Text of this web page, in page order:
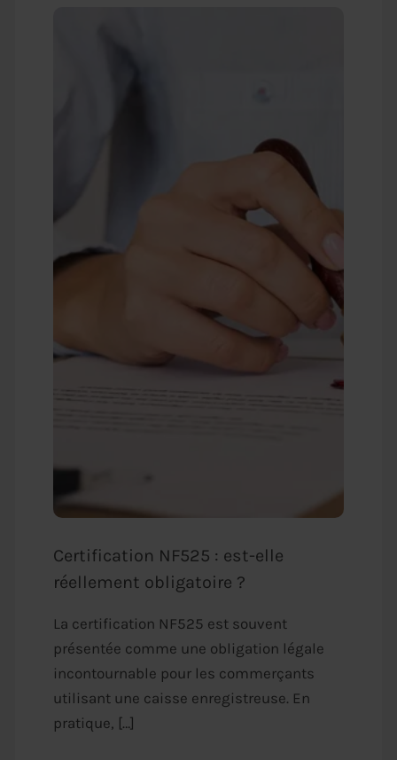
Certification NF525 : est-elle
réellement obligatoire ?
La certification NF525 est souvent
présentée comme une obligation légale
incontournable pour les commerçants
utilisant une caisse enregistreuse. En
pratique, […]